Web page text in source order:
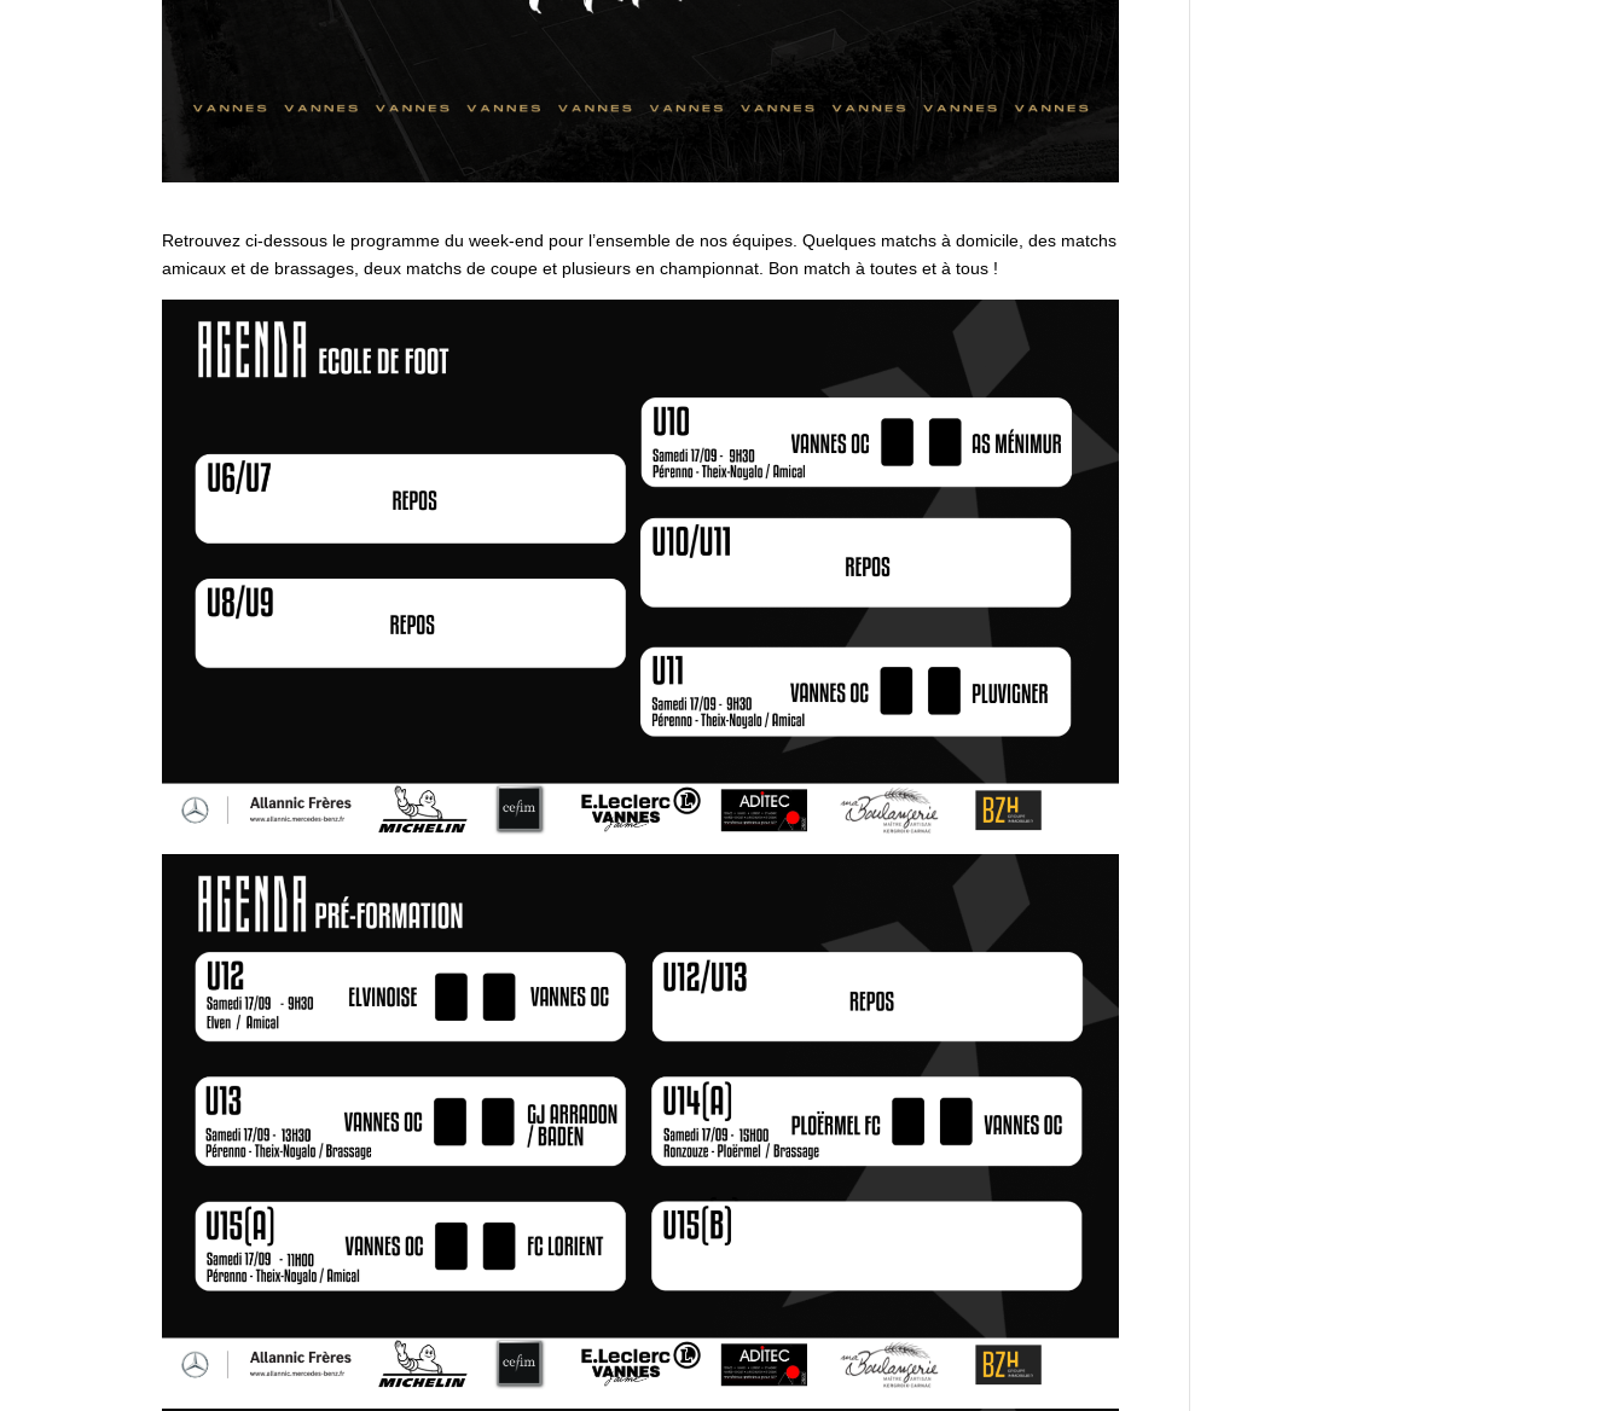
Retrouvez ci-dessous le programme du week-end pour l’ensemble de nos équipes. Quelques matchs à domicile, des matchs
amicaux et de brassages, deux matchs de coupe et plusieurs en championnat. Bon match à toutes et à tous !